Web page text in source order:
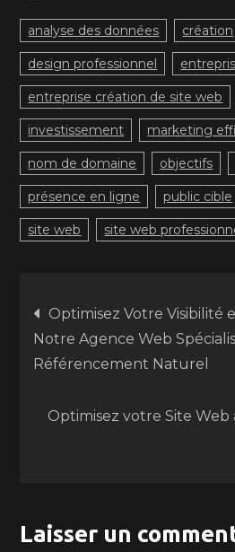
analyse des données création
design professionnel
entreprise création de site web
investissement marketing
nom de domaine objectifs
présence en ligne public cible
site web site web
Navigation
de
l’article
Optimisez Votre Visibilité
Notre Agence Web
Référencement Naturel
Optimisez votre Site
Laisser un